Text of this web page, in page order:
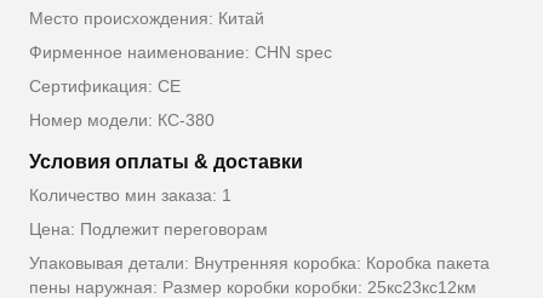
Место происхождения: Китай
Фирменное наименование: CHN spec
Сертификация: CE
Номер модели: КС-380
Условия оплаты & доставки
Количество мин заказа: 1
Цена: Подлежит переговорам
Упаковывая детали: Внутренняя коробка: Коробка пакета
пены наружная: Размер коробки коробки: 25кс23кс12км